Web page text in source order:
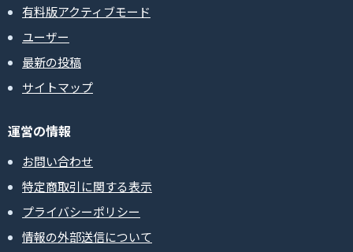
有料版アクティブモード
ユーザー
最新の投稿
サイトマップ
運営の情報
お問い合わせ
特定商取引に関する表示
プライバシーポリシー
情報の外部送信について